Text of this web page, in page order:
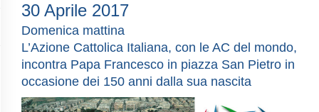
30 Aprile 2017
Domenica mattina
L’Azione Cattolica Italiana, con le AC del mondo,
incontra Papa Francesco in piazza San Pietro in
occasione dei 150 anni dalla sua nascita